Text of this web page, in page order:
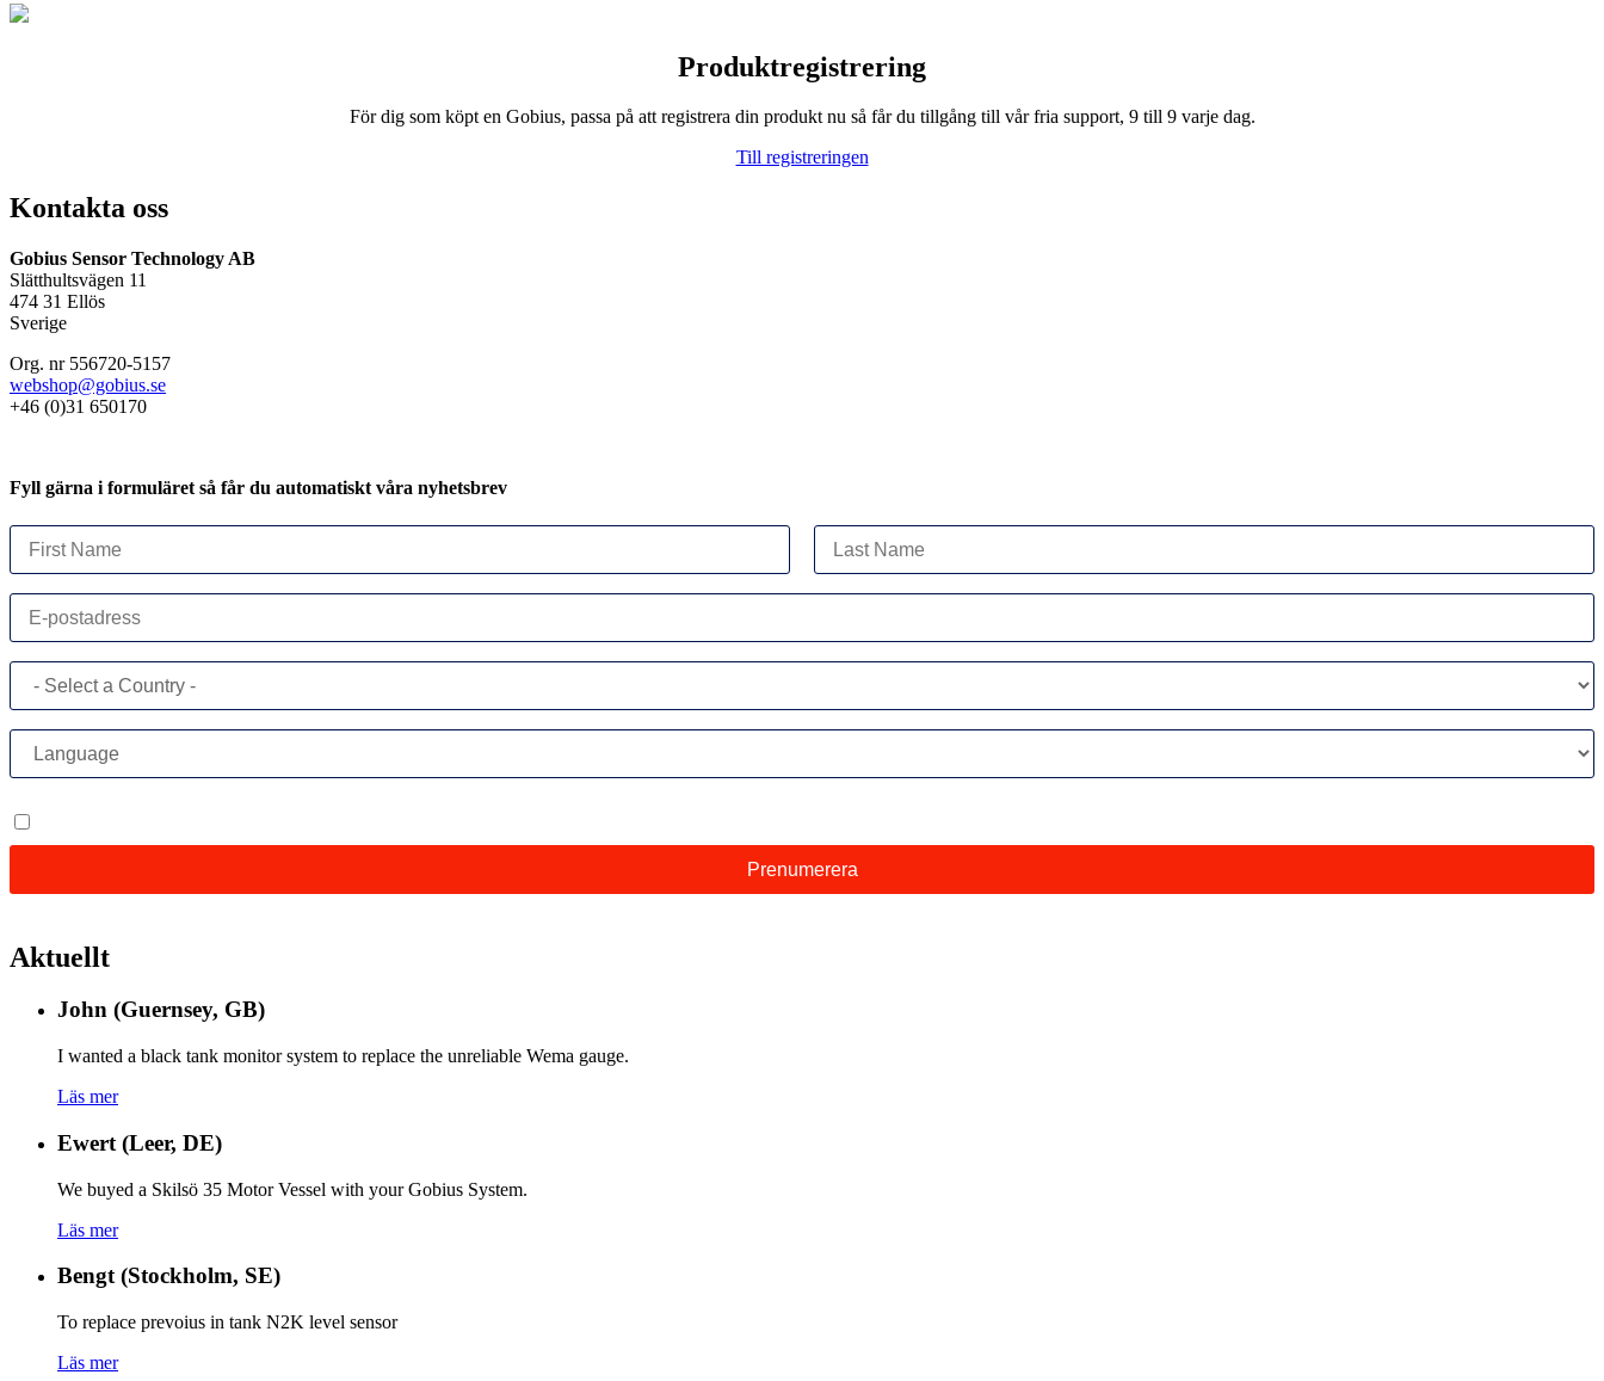
Produktregistrering
För dig som köpt en Gobius, passa på att registrera din produkt nu så får du tillgång till vår fria support, 9 till 9 varje dag.
Till registreringen
Kontakta oss
Gobius Sensor Technology AB
Slätthultsvägen 11
474 31 Ellös
Sverige
Org. nr 556720-5157
webshop@gobius.se
+46 (0)31 650170
Fyll gärna i formuläret så får du automatiskt våra nyhetsbrev
Aktuellt
John (Guernsey, GB)
I wanted a black tank monitor system to replace the unreliable Wema gauge.
Läs mer
Ewert (Leer, DE)
We buyed a Skilsö 35 Motor Vessel with your Gobius System.
Läs mer
Bengt (Stockholm, SE)
To replace prevoius in tank N2K level sensor
Läs mer